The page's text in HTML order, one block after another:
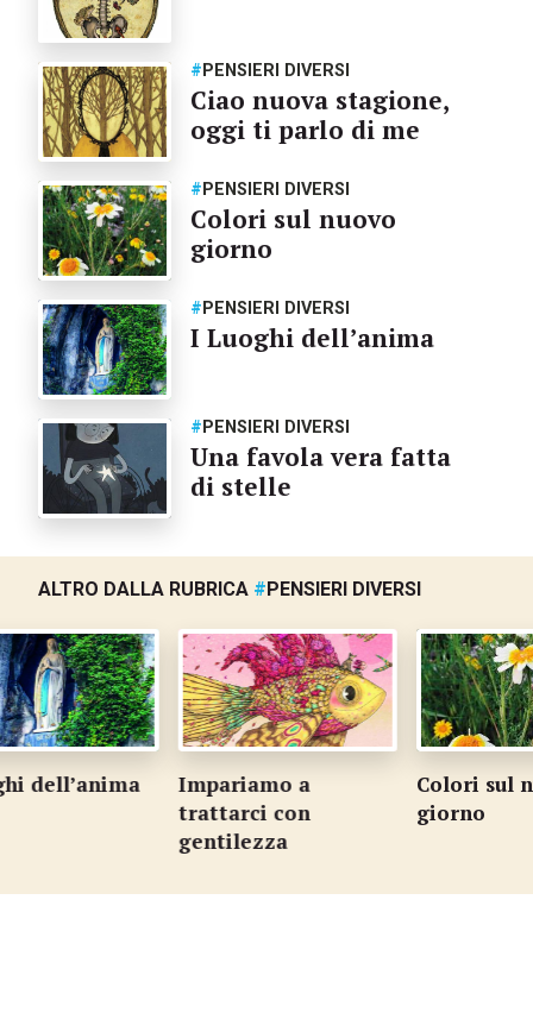
# PENSIERI DIVERSI
Ciao nuova stagione,
oggi ti parlo di me
# PENSIERI DIVERSI
Colori sul nuovo
giorno
# PENSIERI DIVERSI
I Luoghi dell’anima
# PENSIERI DIVERSI
Una favola vera fatta
di stelle
ALTRO DALLA RUBRICA #PENSIERI DIVERSI
dell’anima
Impariamo a
trattarci con
gentilezza
Colori sul
giorno
…